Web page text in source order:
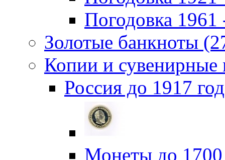
Погодовка 1961
Золотые банкноты
Копии и
Россия до 1917
Монеты до 1700